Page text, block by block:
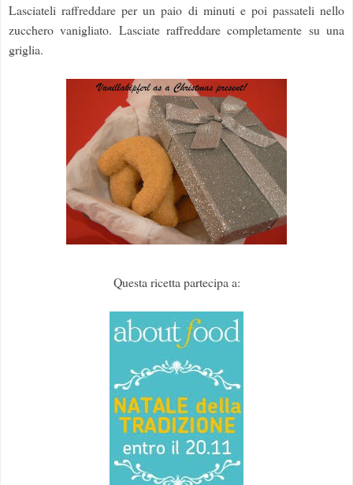
Lasciateli raffreddare per un paio di minuti e poi passateli nello
zucchero vanigliato. Lasciate raffreddare completamente su una
griglia.
Questa ricetta partecipa a: